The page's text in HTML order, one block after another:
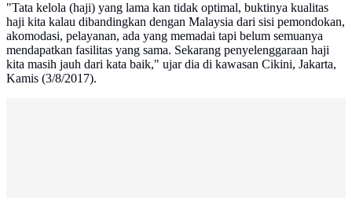
"Tata kelola (haji) yang lama kan tidak optimal, buktinya kualitas
haji kita kalau dibandingkan dengan Malaysia dari sisi pemondokan,
akomodasi, pelayanan, ada yang memadai tapi belum semuanya
mendapatkan fasilitas yang sama. Sekarang penyelenggaraan haji
kita masih jauh dari kata baik," ujar dia di kawasan Cikini, Jakarta,
Kamis (3/8/2017).